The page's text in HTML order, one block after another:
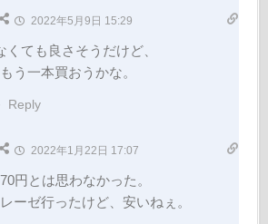
2022年5月9日 15:29
ても良さそうだけど、
う一本買おうかな。
Reply
2022年1月22日 17:07
円とは思わなかった。
ーゼ行ったけど、安いねぇ。